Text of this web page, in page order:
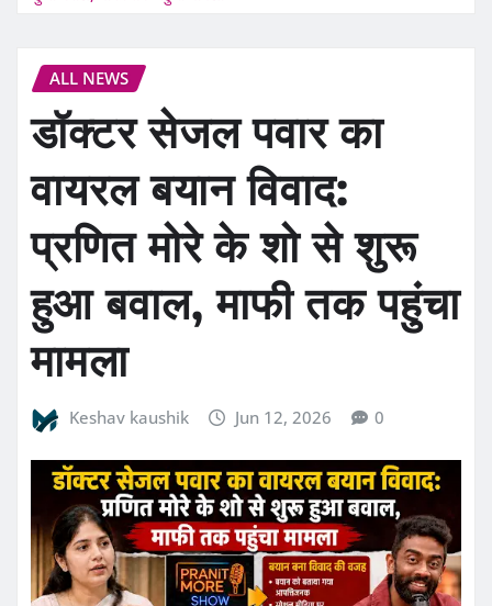
ALL NEWS
डॉक्टर सेजल पवार का
वायरल बयान विवाद:
प्रणित मोरे के शो से शुरू
हुआ बवाल, माफी तक पहुंचा
मामला
Keshav kaushik Jun 12, 2026 0